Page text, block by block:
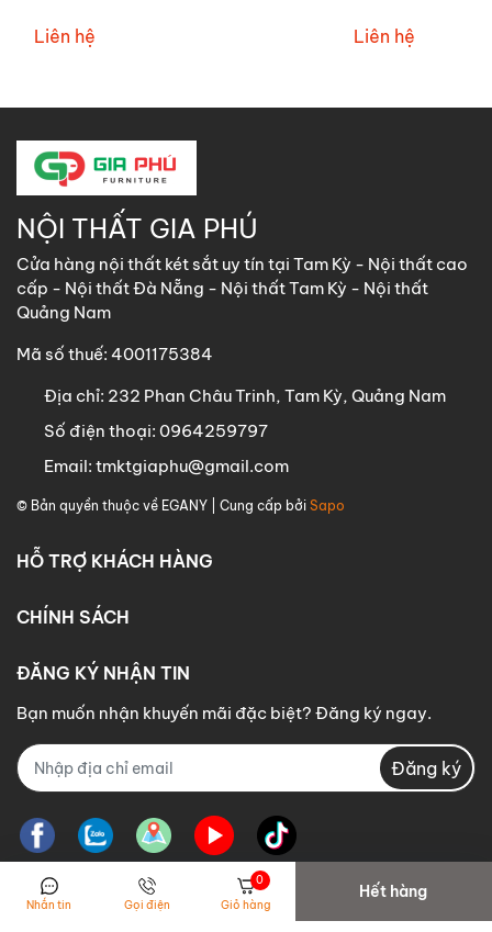
Liên hệ Liên hệ
NỘI THẤT GIA PHÚ
Cửa hàng nội thất két sắt uy tín tại Tam Kỳ - Nội thất cao
cấp - Nội thất Đà Nẵng - Nội thất Tam Kỳ - Nội thất
Quảng Nam
Mã số thuế: 4001175384
Địa chỉ: 232 Phan Châu Trinh, Tam Kỳ, Quảng Nam
Số điện thoại: 0964259797
Email: tmktgiaphu@gmail.com
© Bản quyền thuộc về EGANY | Cung cấp bởi Sapo
HỖ TRỢ KHÁCH HÀNG
CHÍNH SÁCH
ĐĂNG KÝ NHẬN TIN
Bạn muốn nhận khuyến mãi đặc biệt? Đăng ký ngay.
Đăng ký
Nhắn tin Gọi điện
0
Giỏ hàng
Hết hàng